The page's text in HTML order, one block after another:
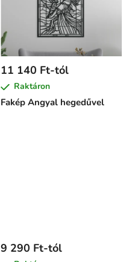
Fakép Angyal hegedűvel
11 140 Ft-tól
Raktáron
9 290 Ft-tól